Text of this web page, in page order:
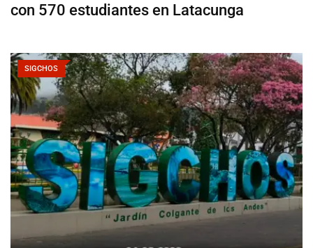
con 570 estudiantes en Latacunga
SIGCHOS